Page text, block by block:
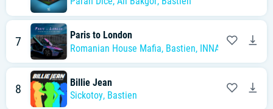
7
Paris to London
Romanian House Mafia, Bastien, INNA
8
Billie Jean
Sickotoy, Bastien